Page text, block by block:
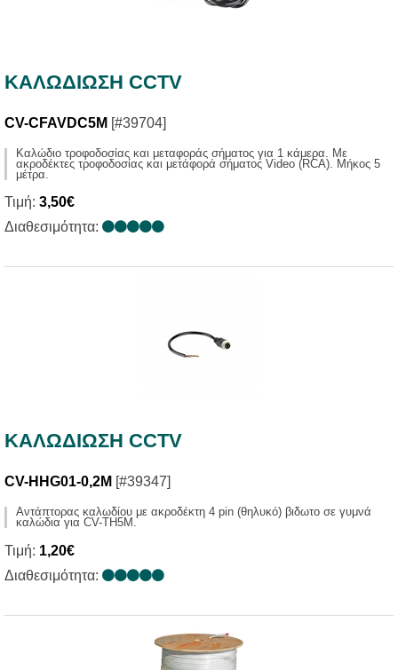
ΚΑΛΩΔΙΩΣΗ CCTV
CV-CFAVDC5M [#39704]
Kαλώδιο τροφοδοσίας και μεταφοράς σήματος για 1 κάμερα. Mε
ακροδέκτες τροφοδοσίας και μετάφορά σήματος Video (RCA). Mήκος 5
μέτρα.
Τιμή: 3,50€
Διαθεσιμότητα:
ΚΑΛΩΔΙΩΣΗ CCTV
CV-HHG01-0,2M [#39347]
Αντάπτορας καλωδίου με ακροδέκτη 4 pin (θηλυκό) βιδωτο σε γυμνά
καλώδια για CV-TH5M.
Τιμή: 1,20€
Διαθεσιμότητα: